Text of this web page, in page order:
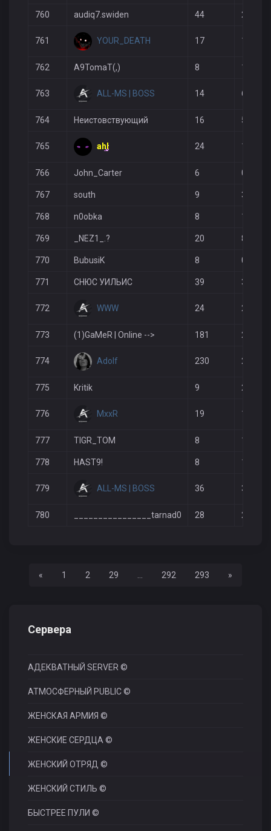
760 audiq7.swiden 44 29
761 YOUR_DEATH 17 13
762 A9TomaT(,) 8 1
763 ALL-MS | BOSS 14 6
764 Неистовствующий 16 5
765 ahl 24 14
766 John_Carter 6 0
767 south 9 3
768 n0obka 8 1
769 _NEZ1_.? 20 8
770 BubusiK 8 0
771 СНЮС УИЛЬИС 39 30
772 WWW 24 21
773 (1)GaMeR | Online --> 181 200
774 Adolf 230 265
775 Kritik 9 2
776 MxxR 19 16
777 TIGR_TOM 8 1
778 HAST9! 8 1
779 ALL-MS | BOSS 36 35
780 ________________tarnad0 28 25
« Назад1 2 29 292 293 »
Сервера
АДЕКВАТНЫЙ SERVER ©
АТМОСФЕРНЫЙ PUBLIC ©
ЖЕНСКАЯ АРМИЯ ©
ЖЕНСКИЕ СЕРДЦА ©
ЖЕНСКИЙ ОТРЯД ©
ЖЕНСКИЙ СТИЛЬ ©
БЫСТРЕЕ ПУЛИ ©